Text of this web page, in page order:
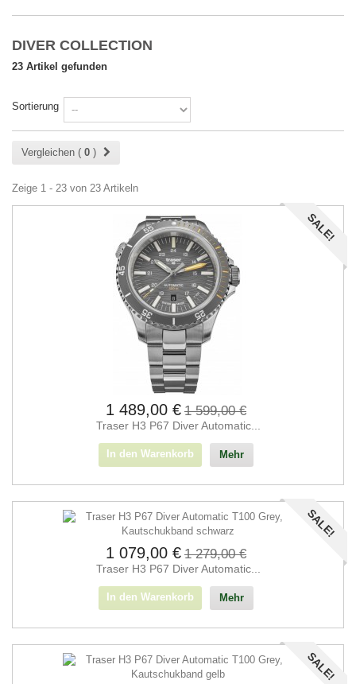
DIVER COLLECTION
23 Artikel gefunden
Sortierung
Vergleichen ( 0 )
Zeige 1 - 23 von 23 Artikeln
SALE!
1 489,00 € 1 599,00 €
Traser H3 P67 Diver Automatic...
In den Warenkorb Mehr
SALE!
1 079,00 € 1 279,00 €
Traser H3 P67 Diver Automatic...
In den Warenkorb Mehr
SALE!